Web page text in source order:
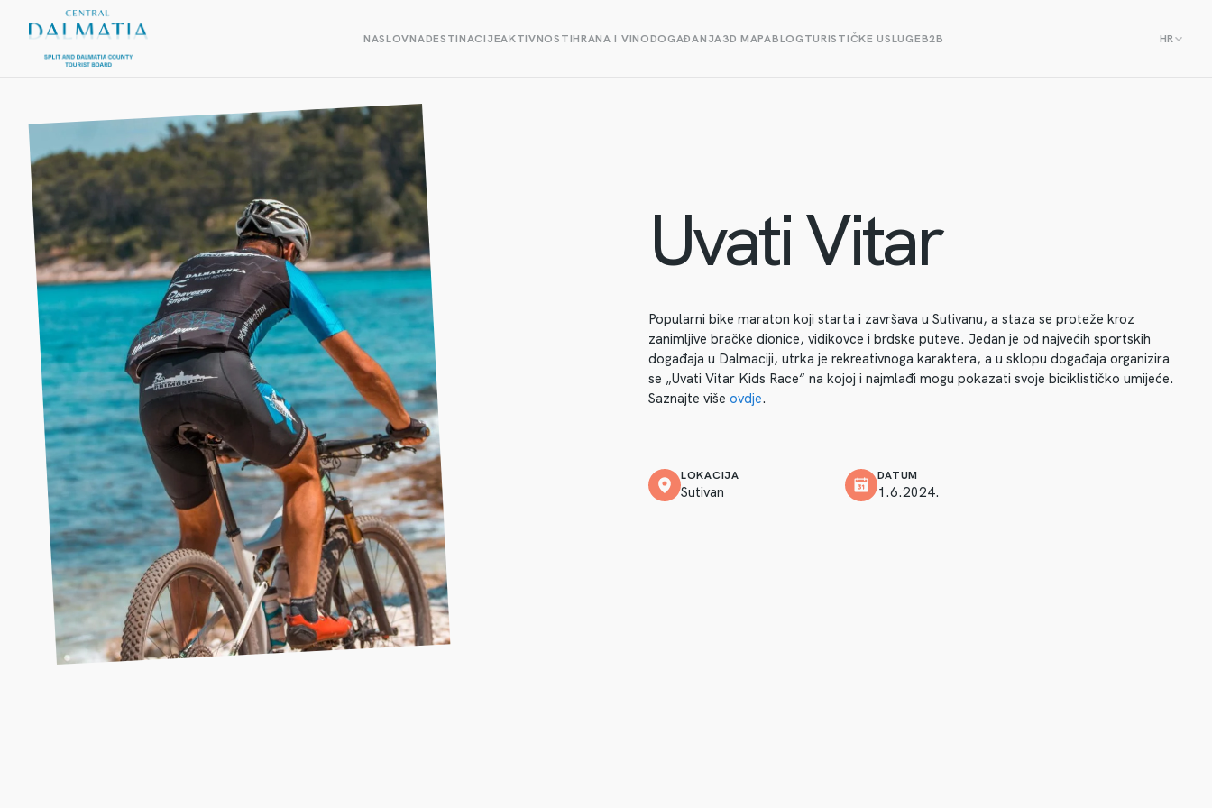
NASLOVNADESTINACIJEAKTIVNOSTIHRANA I VINODOGAĐANJA3D MAPABLOGTURISTIČKE USLUGEB2B HR
Uvati Vitar
Popularni bike maraton koji starta i završava u Sutivanu, a staza se proteže kroz
zanimljive bračke dionice, vidikovce i brdske puteve. Jedan je od najvećih sportskih
događaja u Dalmaciji, utrka je rekreativnoga karaktera, a u sklopu događaja organizira
se „Uvati Vitar Kids Race“ na kojoj i najmlađi mogu pokazati svoje biciklističko umijeće.
Saznajte više ovdje.
LOKACIJA
Sutivan
DATUM
1.6.2024.